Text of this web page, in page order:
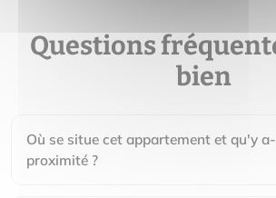
Questions
bien
Où se situe cet appartement et qu'y
proximité ?